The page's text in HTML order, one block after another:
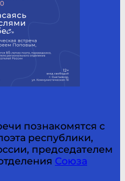
познакомятся с
республики,
председателем
Союза